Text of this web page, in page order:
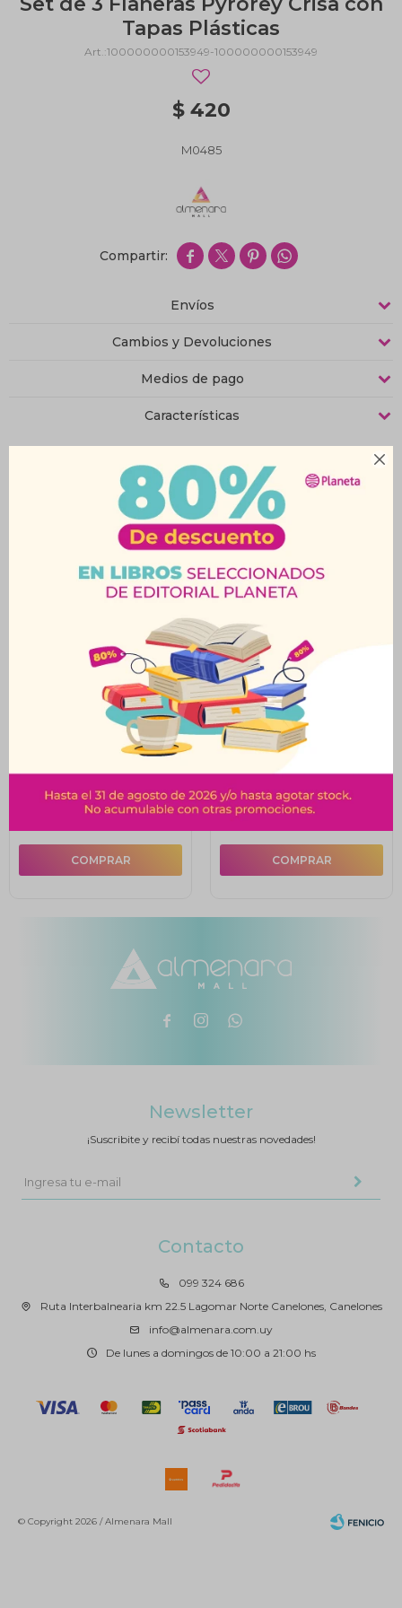

Tapas Plásticas
100000000153949-100000000153949
$ 420
M0485
   
Envíos
Cambios y Devoluciones
Medios de pago
Características
Productos que te pueden interesar
Abrelatas Destapador-
New Line
$ 412
Caja Organizadora
Amore Rosa
$ 414
  
Contacto
099 324 686
Ruta Interbalnearia km 22.5 Lagomar Norte Canelones, Canelones
info@almenara.com.uy
De lunes a domingos de 10:00 a 21:00 hs
Newsletter
¡Suscribite y recibí todas nuestras novedades!
© Copyright 2026 / Almenara Mall